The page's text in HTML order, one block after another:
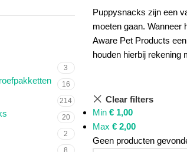
3
16
214
20
2
8
Puppysnacks zijn een
moeten gaan. Wanneer
Aware Pet Products
houden hierbij rekening
Clear filters
Min €1,00
Max €2,00
Geen producten